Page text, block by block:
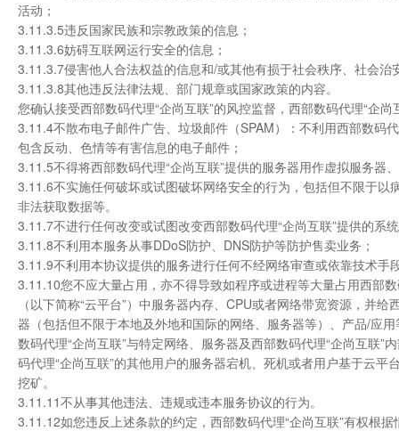
活动；
3.11.3.5违反国家民族和宗教政策的信息；
3.11.3.6妨碍互联网运行安全的信息；
3.11.3.7侵害他人合法权益的信息和/或其他有损于社会秩序、社会治
3.11.3.8其他违反法律法规、部门规章或国家政策的内容。
您确认接受西部数码代理“企尚互联”的风控监督，西部数码代理“企
3.11.4不散布电子邮件广告、垃圾邮件（SPAM）：不利用西部数码
包含反动、色情等有害信息的电子邮件；
3.11.5不得将西部数码代理“企尚互联”提供的服务器用作虚拟服务
3.11.6不实施任何破坏或试图破坏网络安全的行为，包括但不限于
非法获取数据等。
3.11.7不进行任何改变或试图改变西部数码代理“企尚互联”提供的系
3.11.8不利用本服务从事DDoS防护、DNS防护等防护售卖业务；
3.11.9不利用本协议提供的服务进行任何不经网络审查或依靠技术手
3.11.10您不应大量占用，亦不得导致如程序或进程等大量占用西部
（以下简称“云平台”）中服务器内存、CPU或者网络带宽资源，并
器（包括但不限于本地及外地和国际的网络、服务器等）、产品/应
数码代理“企尚互联”与特定网络、服务器及西部数码代理“企尚互联
码代理“企尚互联”的其他用户的服务器宕机、死机或者用户基于云
挖矿。
3.11.11不从事其他违法、违规或违本服务协议的行为。
3.11.12如您违反上述条款的约定，西部数码代理“企尚互联”有权根